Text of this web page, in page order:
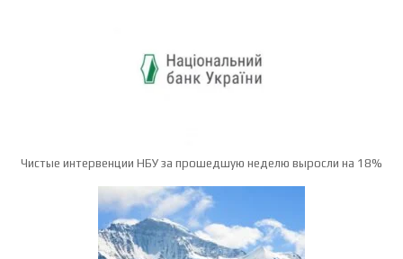
Чистые интервенции НБУ за прошедшую неделю выросли на 18%